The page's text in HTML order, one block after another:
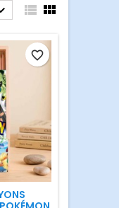
 
favorite_border